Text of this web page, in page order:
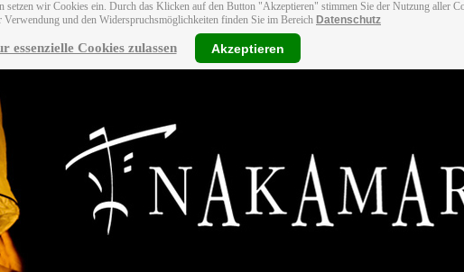
setzen wir Cookies ein. Durch das Klicken auf den Button "Akzeptieren" stimmen Sie der Nutzung aller
und den Widerspruchsmöglichkeiten finden Sie im Bereich Datenschutz
essenzielle Cookies zulassen Akzeptieren